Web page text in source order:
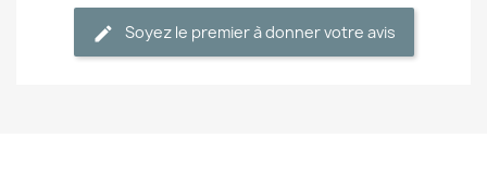
Soyez le premier à donner votre avis